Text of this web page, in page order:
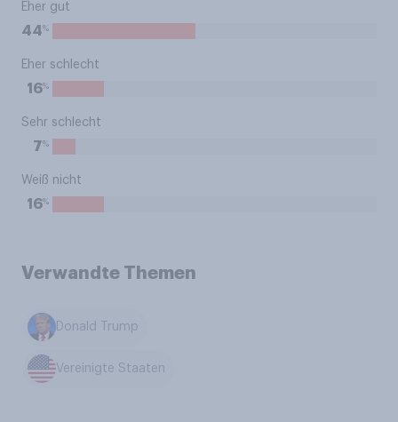
Eher gut
44%
Eher schlecht
16%
Sehr schlecht
7%
Weiß nicht
16%
Verwandte Themen
Donald Trump
Vereinigte Staaten